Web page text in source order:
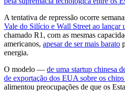
A tentativa de repressão ocorre
Vale do Silício e Wall Street ao lançar
chamado R1, com as mesmas
americanos, apesar de ser mais barato
energia.
O modelo — de uma startup chinesa
de exportação dos EUA sobre os
alimentou preocupações de que os